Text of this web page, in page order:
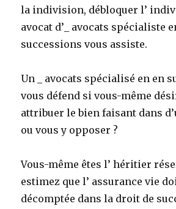
la indivision, débloquer l’
avocat d’_ avocats spécialiste
successions vous assiste.
Un _ avocats spécialisé en en
vous défend si vous-même
attribuer le bien faisant dans
ou vous y opposer ?
Vous-même êtes l’ héritier
estimez que l’ assurance vie
décomptée dans la droit de